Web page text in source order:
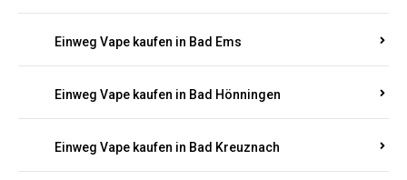
Einweg Vape kaufen in Bad Ems
Einweg Vape kaufen in Bad Hönningen
Einweg Vape kaufen in Bad Kreuznach